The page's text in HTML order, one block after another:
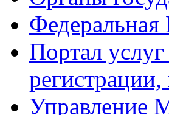
Федеральная
Портал
регистрации,
Управление